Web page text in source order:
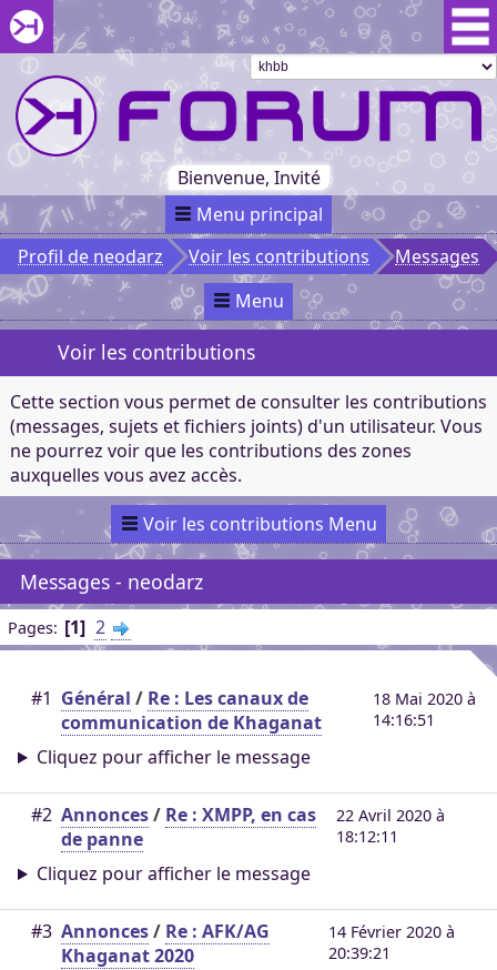
Aller au menu du forum
Aller au contenu du forum
Aller à la recherche dans le forum
Passer le
menu
Khaganat
au début
du menu
Khaganat
Bienvenue, Invité
Menu principal
Profil de neodarz
Voir les contributions
Messages
Menu
Voir les contributions
Cette section vous permet de consulter les contributions
(messages, sujets et fichiers joints) d'un utilisateur. Vous
ne pourrez voir que les contributions des zones
auxquelles vous avez accès.
Voir les contributions Menu
Messages - neodarz
Pages 1 2
#1 Général / Re : Les canaux de
communication de Khaganat
18 Mai 2020 à
14:16:51
Cliquez pour afficher le message
#2 Annonces/ Re : XMPP, en cas
de panne
22 Avril 2020 à
18:12:11
Cliquez pour afficher le message
#3 Annonces/ Re : AFK/AG
Khaganat 2020
14 Février 2020 à
20:39:21